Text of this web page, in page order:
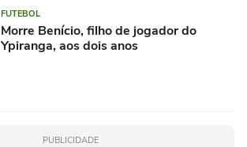
FUTEBOL
Morre Benício, filho de jogador do
Ypiranga, aos dois anos
PUBLICIDADE